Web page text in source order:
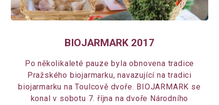
BIOJARMARK 2017
Po několikaleté pauze byla obnovena tradice
Pražského biojarmarku, navazující na tradici
biojarmarku na Toulcově dvoře. BIOJARMARK se
konal v sobotu 7. října na dvoře Národního